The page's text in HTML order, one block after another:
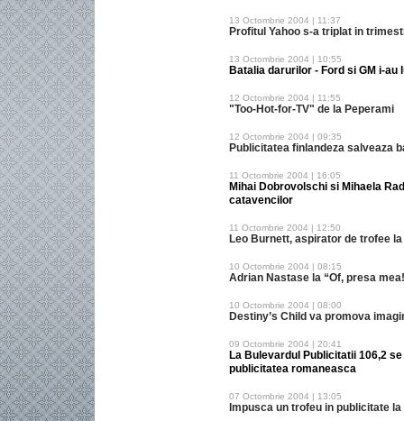
13 Octombrie 2004 | 11:37
Profitul Yahoo s-a triplat in
13 Octombrie 2004 | 10:55
Batalia darurilor - Ford si GM i-
12 Octombrie 2004 | 11:55
"Too-Hot-for-TV" de la Peperami
12 Octombrie 2004 | 09:35
Publicitatea finlandeza salveaza
11 Octombrie 2004 | 16:05
Mihai Dobrovolschi si Mihaela
catavencilor
11 Octombrie 2004 | 12:50
Leo Burnett, aspirator de trofee
10 Octombrie 2004 | 08:15
Adrian Nastase la “Of, presa
10 Octombrie 2004 | 08:00
Destiny’s Child va promova
09 Octombrie 2004 | 20:41
La Bulevardul Publicitatii 106,2
publicitatea romaneasca
07 Octombrie 2004 | 13:05
Impusca un trofeu in publicitate la